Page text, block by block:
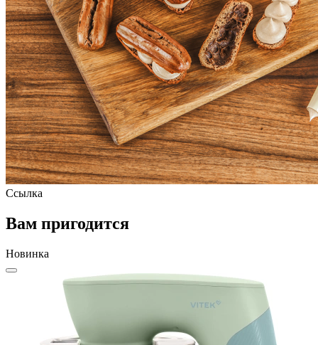
Ссылка
Вам пригодится
Новинка